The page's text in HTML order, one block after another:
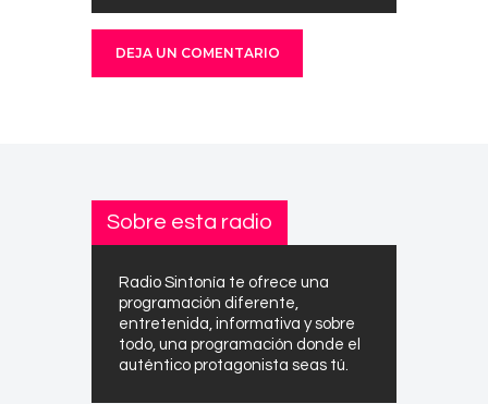
Sobre esta radio
Radio Sintonía te ofrece una
programación diferente,
entretenida, informativa y sobre
todo, una programación donde el
auténtico protagonista seas tú.